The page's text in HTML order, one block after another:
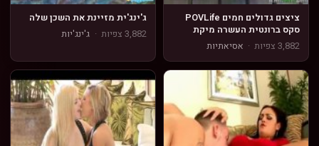
ציצים גדולים חמים POVLife
סקס ברונטית העשרה מיקת
Sparx זין גדול POV הארדקור
3,882 צפיות · אסיאתיות
ג'ינג'ית מזיינת את השכן שלה
3,882 צפיות
· ג'ינג'יות